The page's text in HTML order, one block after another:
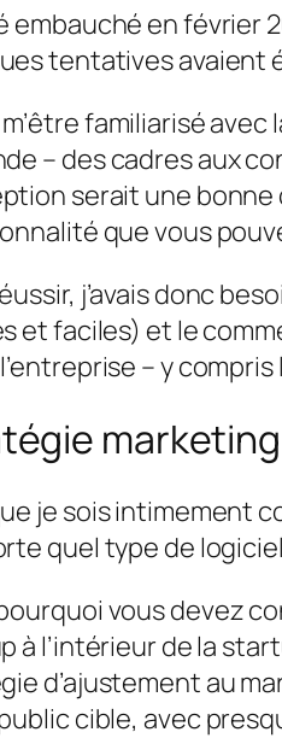
embauché en février
tentatives avaient
familiarisé
– des cadres aux
serait une bonne
que vous
j’avais donc
et faciles) et le
– y
je sois intimement
quel type de
vous devez
à l’intérieur de la
d’ajustement au
cible, avec